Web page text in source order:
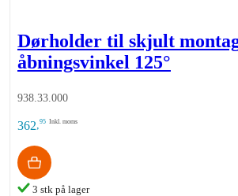
Dørholder til skjult
åbningsvinkel 125°
938.33.000
362 95 Inkl. moms
3 stk på lager